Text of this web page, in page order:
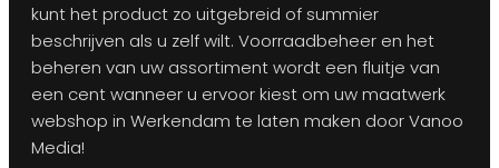
kunt het product zo uitgebreid of summier
beschrijven als u zelf wilt. Voorraadbeheer en het
beheren van uw assortiment wordt een fluitje van
een cent wanneer u ervoor kiest om uw maatwerk
webshop in Werkendam te laten maken door Vanoo
Media!